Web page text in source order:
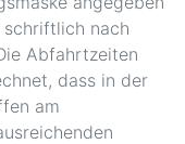
schriftlich nach
Abfahrtzeiten
dass in der
am